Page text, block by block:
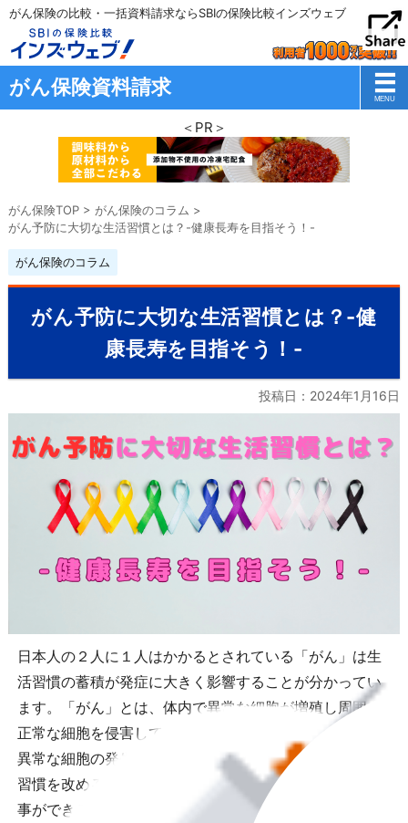
がん保険の比較・一括資料請求ならSBIの保険比較インズウェブ
がん保険資料請求
＜PR＞
がん保険TOP> がん保険のコラム >
がん予防に大切な生活習慣とは？-健康長寿を目指そう！-
がん保険のコラム
がん予防に大切な生活習慣とは？-健
康長寿を目指そう！-
投稿日： 2024年1月16日
日本人の２人に１人はかかるとされている「がん」は生
活習慣の蓄積が発症に大きく影響することが分かってい
ます。「がん」とは、体内で異常な細胞が増殖し周囲の
正常な細胞を侵害していく病気です。日々の生活習慣が
異常な細胞の発生に影響を与えてしまうと考えれば生活
習慣を改めることによってがんになるリスクも軽減する
事ができると考えられます。がんの原因から考える生活